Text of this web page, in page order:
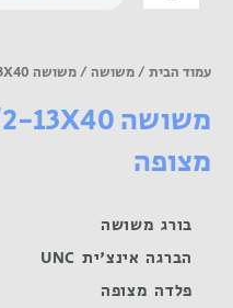
של
13X40
מצופה
עמוד הבית /משושה / משושה UNC 1/2-13X40 פלדה מצופה
מצופה
בורג משושה
הברגה אינצ'ית UNC
פלדה מצופה